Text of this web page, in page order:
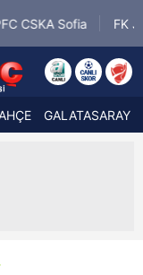
53'
2-
GALATASARAY